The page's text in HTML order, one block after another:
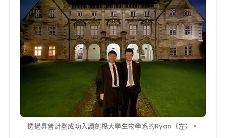
透過昇普計劃成功入讀劍橋大學生物學系的Ryan（左）。